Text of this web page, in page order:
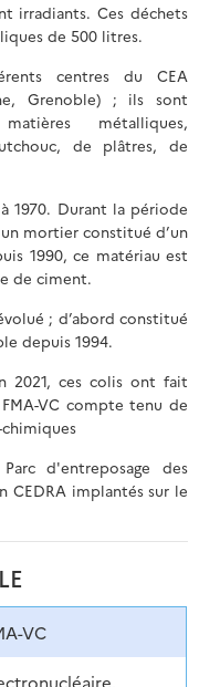
irradiants. Ces déchets
de 500 litres.
centres du CEA
Grenoble) ; ils sont
métalliques,
de plâtres, de
1970. Durant la période
mortier constitué d’un
1990, ce matériau est
de ciment.
; d’abord constitué
depuis 1994.
2021, ces colis ont fait
VC compte tenu de
d'entreposage des
CEDRA implantés sur le
VC